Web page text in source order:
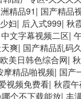
精品91| 国产精品
妇| 后入式999| 秋
中文字幕视频二区|
爽| 国产精品乱码
欧美日韩色综合网|
摩精品啪视频| 国产
视频免费看| 秋霞
个不下载能放| 丰